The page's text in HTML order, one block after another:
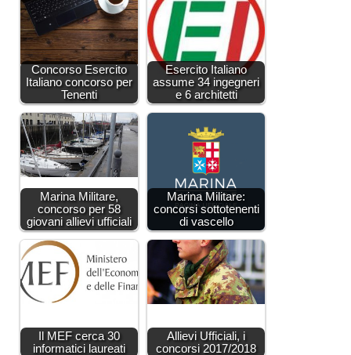
Concorso Esercito
Italiano concorso per
Tenenti
Esercito Italiano
assume 34 ingegneri
e 6 architetti
Marina Militare,
concorso per 58
giovani allievi ufficiali
Marina Militare:
concorsi sottotenenti
di vascello
Il MEF cerca 30
informatici laureati
Allievi Ufficiali, i
concorsi 2017/2018